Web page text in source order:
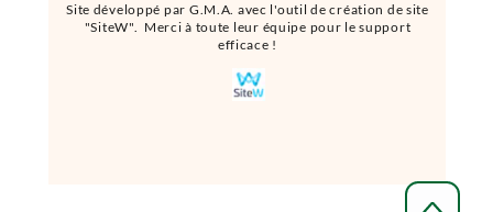
Site développé par G.M.A. avec l'outil de création de site
"SiteW". Merci à toute leur équipe pour le support
efficace !